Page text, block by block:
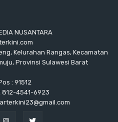
NUSANTARA
Kelurahan Rangas, Kecamatan
Provinsi Sulawesi Barat
: 91512
812-4541-6923